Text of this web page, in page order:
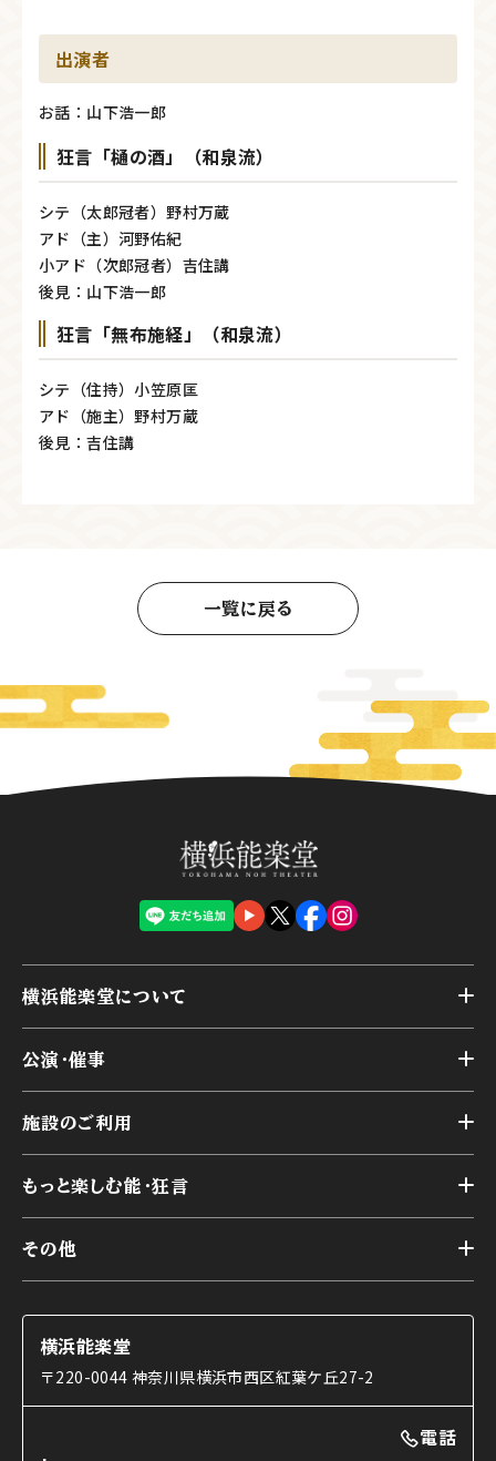
出演者
お話：山下浩一郎
狂言「樋の酒」（和泉流）
シテ（太郎冠者）野村万蔵
アド（主）河野佑紀
小アド（次郎冠者）吉住講
後見：山下浩一郎
狂言「無布施経」（和泉流）
シテ（住持）小笠原匡
アド（施主）野村万蔵
後見：吉住講
一覧に戻る
横浜能楽堂について
横浜能楽堂が取り組んだ事業
能舞台の歴史と特徴
様々なお客様に向けて
本舞台座席
交通アクセス
公演・催事
アーカイブ
施設のご利用
第二舞台
研修室
楽屋
ご利用の流れ
利用料金表
もっと楽しむ能・狂言
能舞台と演じ手
使用する道具
能・狂言の曲目説明
その他
コラム
OTABISHO
横浜能楽堂
〒220-0044 神奈川県横浜市西区紅葉ケ丘27-2
電話